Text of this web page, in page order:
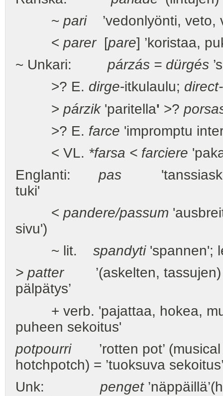
~ pari’vedonlyönti, veto,
< parer[pare] ’koristaa,
~ Unkari: párzás = dürgés
>? E. dirge-itkulaulu;
> párzik'paritella' >?
>? E. farce 'impromptu
< VL. *farsa < farciere
Englanti: pas
tuki'
< pandere/passum
sivu')
~ lit. spandyti'spannen';
> patter’(askelten, tassujen)
pälpätys’
+ verb. 'pajattaa, hokea,
puheen sekoitus'
potpourri’rotten pot’ (musical
hotchpotch) = ’tuoksuva
Unk: penget